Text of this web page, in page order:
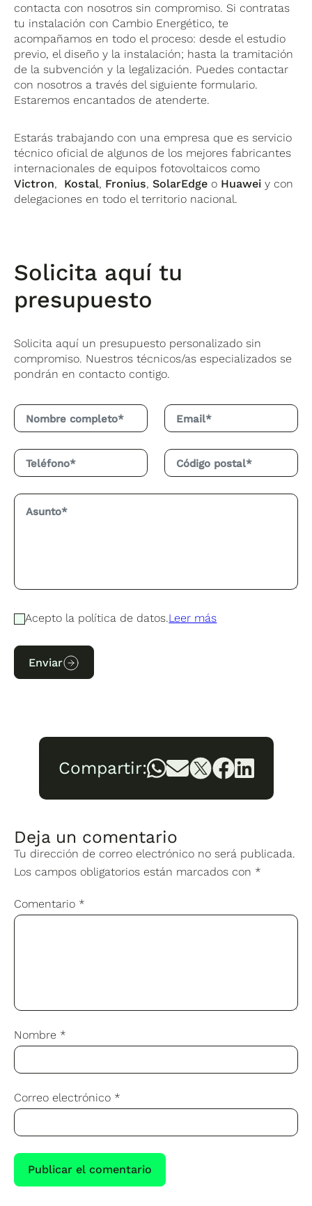
contacta con nosotros sin compromiso. Si contratas
tu instalación con Cambio Energético, te
acompañamos en todo el proceso: desde el estudio
previo, el diseño y la instalación; hasta la tramitación
de la subvención y la legalización. Puedes contactar
con nosotros a través del siguiente formulario.
Estaremos encantados de atenderte.
Estarás trabajando con una empresa que es servicio
técnico oficial de algunos de los mejores fabricantes
internacionales de equipos fotovoltaicos como
Victron, Kostal, Fronius,SolarEdge o Huawei y con
delegaciones en todo el territorio nacional.
Solicita aquí tu
presupuesto
Solicita aquí un presupuesto personalizado sin
compromiso. Nuestros técnicos/as especializados se
pondrán en contacto contigo.
Acepto la política de datos.Leer más
Enviar
Compartir:
Deja un comentario
Tu dirección de correo electrónico no será publicada.
Los campos obligatorios están marcados con *
Comentario *
Nombre *
Correo electrónico *